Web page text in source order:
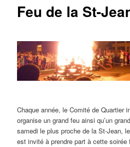
Feu de la St-
Chaque année, le Comité de Quartier
organise un grand feu ainsi qu’un
samedi le plus proche de la St-Jean,
est invité à prendre part à cette